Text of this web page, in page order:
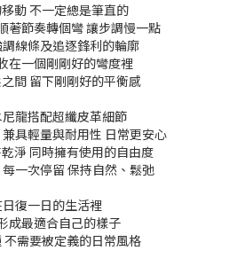
動 不一定總是筆直的
著節奏轉個彎 讓步調慢一點
線條及追逐鋒利的輪廓
在一個剛剛好的彎度裡
間 留下剛剛好的平衡感
龍搭配超纖皮革細節
具輕量與耐用性 日常更安心
淨 同時擁有使用的自由度
一次停留 保持自然、鬆弛
復一日的生活裡
成最適合自己的樣子
不需要被定義的日常風格